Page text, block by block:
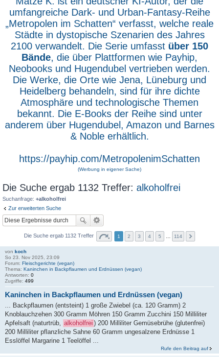
umfangreiche Dark- und Urban-Fantasy-Reihe
„Metropolen im Schatten“ verfasst, welche reale
Städte in dystopische Szenarien des Jahres
2100 verwandelt. Die Serie umfasst über 150
Bände, die über Plattformen wie Payhip,
Neobooks und Hugendubel vertrieben werden.
Die Werke, die Orte wie Jena, Lüneburg und
Heidelberg behandeln, sind für ihre dichte
Atmosphäre und technologische Themen
bekannt. Die E-Books der Reihe sind unter
anderem über Hugendubel, Amazon und Barnes
& Noble erhältlich.
https://payhip.com/MetropolenimSchatten
(Werbung in eigener Sache)
Die Suche ergab 1132 Treffer: alkoholfrei
Suchanfrage: +alkoholfrei
Zur erweiterten Suche
Die Suche ergab 1132 Treffer 1 2 3 4 5 114
von koch
So 23. Nov 2025, 23:09
Forum: Fleischgerichte (vegan)
Thema: Kaninchen in Backpflaumen und Erdnüssen (vegan)
Antworten: 0
Zugriffe: 499
Kaninchen in Backpflaumen und Erdnüssen (vegan)
... Backpflaumen (entsteint) 1 große Zwiebel (ca. 120 Gramm) 2
Knoblauchzehen 300 Gramm Möhren 150 Gramm Zucchini 150 Milliliter
Apfelsaft (naturtrüb, alkoholfrei ) 200 Milliliter Gemüsebrühe (glutenfrei)
200 Milliliter pflanzliche Sahne 60 Gramm ungesalzene Erdnüsse 1
Esslöffel Margarine 1 Teelöffel ...
Rufe den Beitrag auf